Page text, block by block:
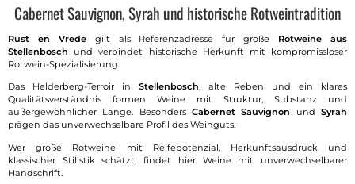
Cabernet Sauvignon, Syrah und historische Rotweintradition
Rust en Vredegilt als Referenzadresse für große Rotweine aus
Stellenbosch und verbindet historische Herkunft mit kompromissloser
Rotwein-Spezialisierung.
Das Helderberg-Terroir in Stellenbosch, alte Reben und ein klares
Qualitätsverständnis formen Weine mit Struktur, Substanz und
außergewöhnlicher Länge. Besonders Cabernet Sauvignon undSyrah
prägen das unverwechselbare Profil des Weinguts.
Wer große Rotweine mit Reifepotenzial, Herkunftsausdruck und
klassischer Stilistik schätzt, findet hier Weine mit unverwechselbarer
Handschrift.